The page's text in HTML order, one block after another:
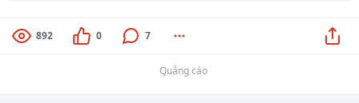
892 0 7
Quảng cáo